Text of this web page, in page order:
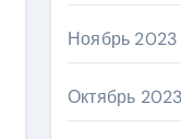
Ноябрь 2023
Октябрь 2023